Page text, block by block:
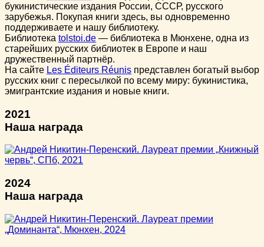
букинистические издания России, СССР, русского
зарубежья. Покупая книги здесь, вы одновременно
поддерживаете и нашу библиотеку.
Библиотека tolstoi.de — библиотека в Мюнхене, одна из
старейших русских библиотек в Европе и наш
дружественный партнёр.
На сайте Les Éditeurs Réunis представлен богатый выбор
русских книг с пересылкой по всему миру: букинистика,
эмигрантские издания и новые книги.
2021
Наша награда
2024
Наша награда